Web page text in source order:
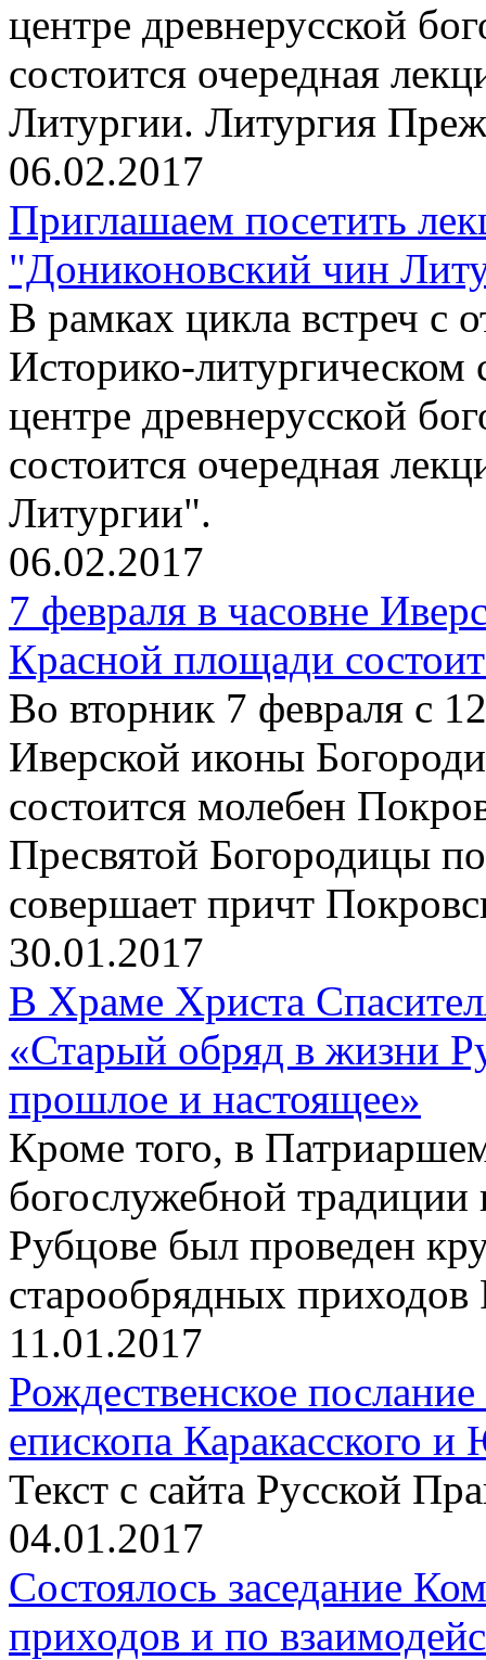
центре древнерусской
состоится очередная
Литургии. Литургия
06.02.2017
Приглашаем посетить
"Дониконовский чин
В рамках цикла встреч
Историко-
центре древнерусской
состоится очередная
Литургии".
06.02.2017
7 февраля в часовне
Красной площади
Во вторник 7 февраля с
Иверской иконы
состоится молебен
Пресвятой Богородицы
совершает причт
30.01.2017
В Храме Христа
«Старый обряд в жизни
прошлое и настоящее»
Кроме того, в
богослужебной
Рубцове был проведен
старообрядных
11.01.2017
Рождественское
епископа Каракасского
Текст с сайта Русской
04.01.2017
Состоялось заседание
приходов и по